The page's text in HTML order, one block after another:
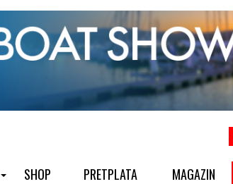
SHOP PRETPLATA MAGAZIN